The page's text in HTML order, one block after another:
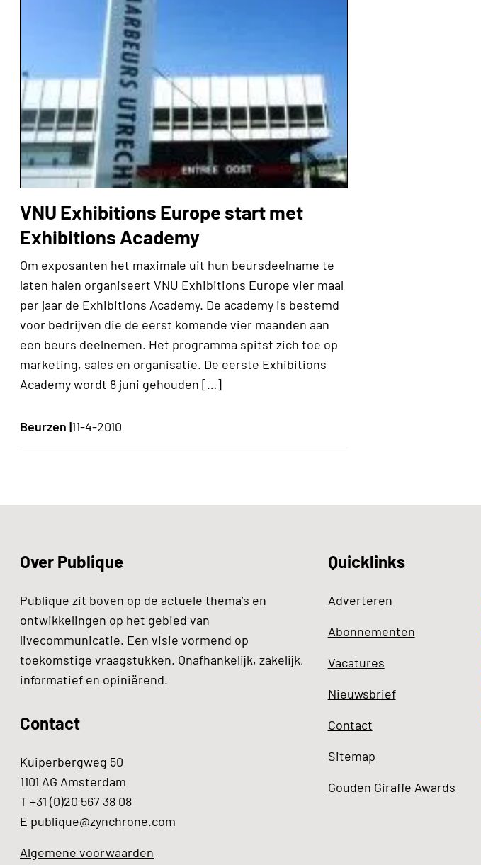
VNU Exhibitions Europe start met
Exhibitions Academy
Om exposanten het maximale uit hun beursdeelname te
laten halen organiseert VNU Exhibitions Europe vier maal
per jaar de Exhibitions Academy. De academy is bestemd
voor bedrijven die de eerst komende vier maanden aan
een beurs deelnemen. Het programma spitst zich toe op
marketing, sales en organisatie. De eerste Exhibitions
Academy wordt 8 juni gehouden […]
Beurzen |11-4-2010
Over Publique
Publique zit boven op de actuele thema’s en
ontwikkelingen op het gebied van
livecommunicatie. Een visie vormend op
toekomstige vraagstukken. Onafhankelijk, zakelijk,
informatief en opiniërend.
Contact
Kuiperbergweg 50
1101 AG Amsterdam
T +31 (0)20 567 38 08
E publique@zynchrone.com
Algemene voorwaarden
Quicklinks
Adverteren
Abonnementen
Vacatures
Nieuwsbrief
Contact
Sitemap
Gouden Giraffe Awards